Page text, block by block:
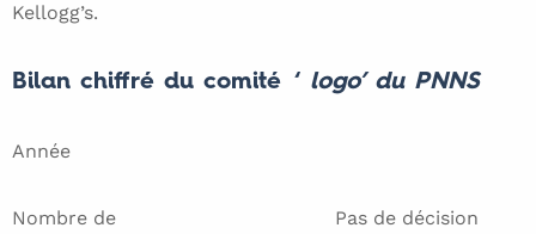
Kellogg’s.
Bilan chiffré du comité ‘ logo’ du PNNS
Année
Nombre de
Pas de décision